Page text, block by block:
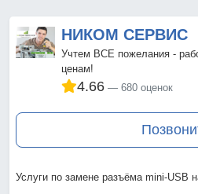
НИКОМ СЕРВИС
Учтем ВСЕ пожелания -
ценам!
4.66 680 оценок
Услуги по замене разъёма mini-USB